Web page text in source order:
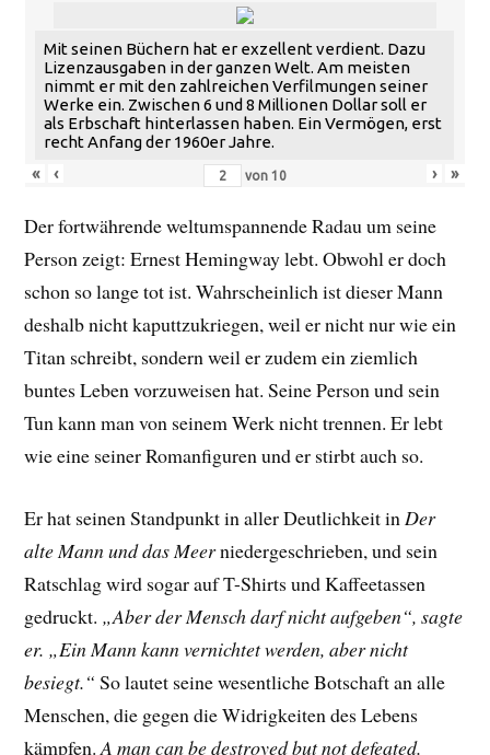
Mit seinen Büchern hat er exzellent verdient. Dazu
Lizenzausgaben in der ganzen Welt. Am meisten
nimmt er mit den zahlreichen Verfilmungen seiner
Werke ein. Zwischen 6 und 8 Millionen Dollar soll er
als Erbschaft hinterlassen haben. Ein Vermögen, erst
recht Anfang der 1960er Jahre.
«
‹ von 10 › »
Der fortwährende weltumspannende Radau um seine
Person zeigt: Ernest Hemingway lebt. Obwohl er doch
schon so lange tot ist. Wahrscheinlich ist dieser Mann
deshalb nicht kaputtzukriegen, weil er nicht nur wie ein
Titan schreibt, sondern weil er zudem ein ziemlich
buntes Leben vorzuweisen hat. Seine Person und sein
Tun kann man von seinem Werk nicht trennen. Er lebt
wie eine seiner Romanfiguren und er stirbt auch so.
Er hat seinen Standpunkt in aller Deutlichkeit in Der
alte Mann und das Meerniedergeschrieben, und sein
Ratschlag wird sogar auf T-Shirts und Kaffeetassen
gedruckt. „Aber der Mensch darf nicht aufgeben“, sagte
er. „Ein Mann kann vernichtet werden, aber nicht
besiegt.“So lautet seine wesentliche Botschaft an alle
Menschen, die gegen die Widrigkeiten des Lebens
kämpfen. A man can be destroyed but not defeated.